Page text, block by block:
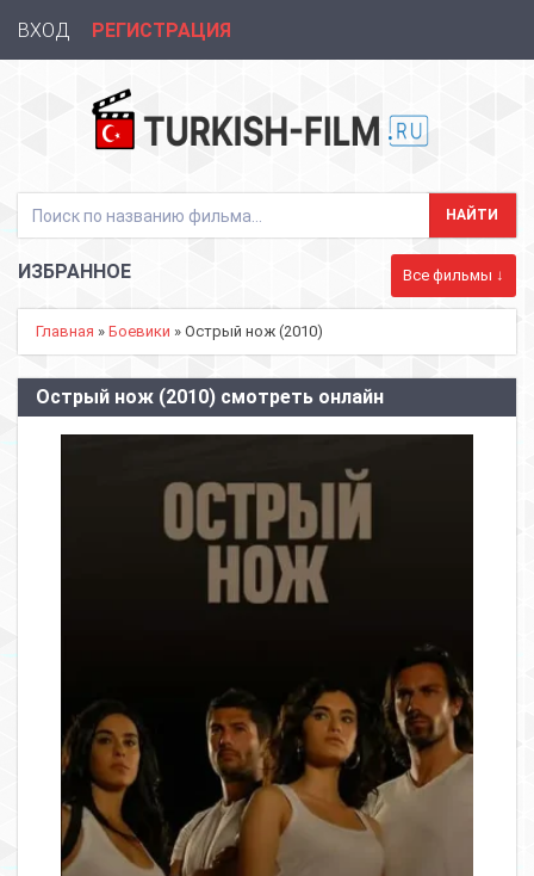
ВХОД РЕГИСТРАЦИЯ
ИЗБРАННОЕ Все фильмы ↓
Главная » Боевики » Острый нож (2010)
Острый нож (2010) смотреть онлайн